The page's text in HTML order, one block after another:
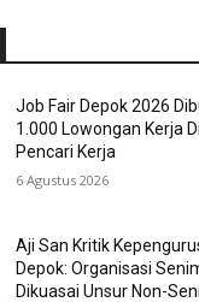
Job Fair Depok 2026
1.000 Lowongan Kerja
Pencari Kerja
6 Agustus 2026
Aji San Kritik
Depok: Organisasi
Dikuasai Unsur Non-Seni